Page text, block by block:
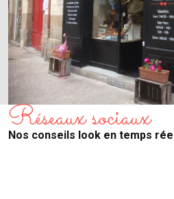
Réseaux sociaux
Nos conseils look en temps réel